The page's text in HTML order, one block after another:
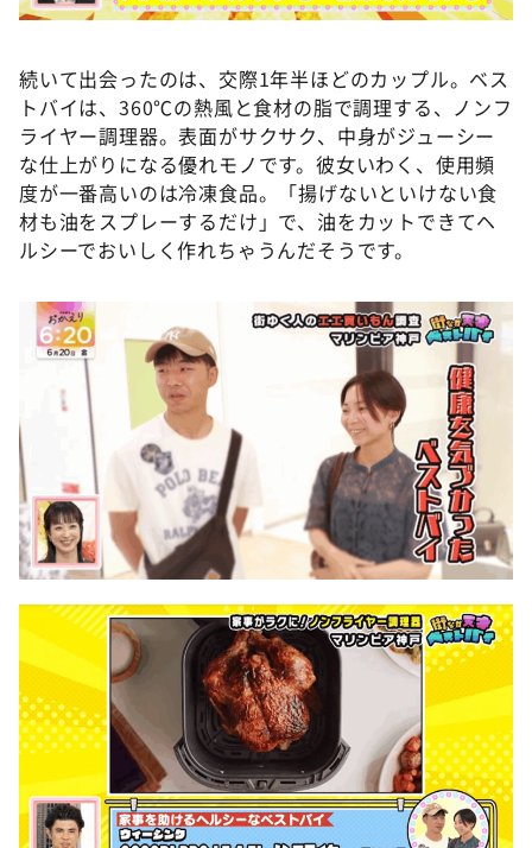
続いて出会ったのは、交際1年半ほどのカップル。ベス
トバイは、360℃の熱風と食材の脂で調理する、ノンフ
ライヤー調理器。表面がサクサク、中身がジューシー
な仕上がりになる優れモノです。彼女いわく、使用頻
度が一番高いのは冷凍食品。「揚げないといけない食
材も油をスプレーするだけ」で、油をカットできてヘ
ルシーでおいしく作れちゃうんだそうです。